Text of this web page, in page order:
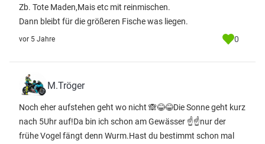
Zb. Tote Maden,Mais etc mit reinmischen.
Dann bleibt für die größeren Fische was liegen.
vor 5 Jahre 0
M.Tröger
Noch eher aufstehen geht wo nicht 🙈😂😂Die Sonne geht kurz
nach 5Uhr auf!Da bin ich schon am Gewässer ☝☝nur der
frühe Vogel fängt denn Wurm.Hast du bestimmt schon mal